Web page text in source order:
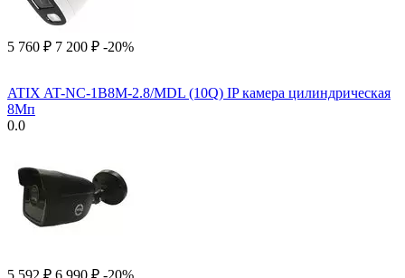
5 760 ₽ 7 200 ₽ -20%
ATIX AT-NC-1B8M-2.8/MDL (10Q) IP камера цилиндрическая
8Мп
0.0
5 592 ₽ 6 990 ₽ -20%